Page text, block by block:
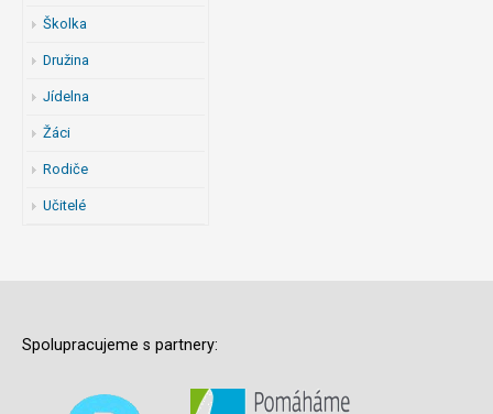
Školka
Družina
Jídelna
Žáci
Rodiče
Učitelé
Spolupracujeme s partnery: